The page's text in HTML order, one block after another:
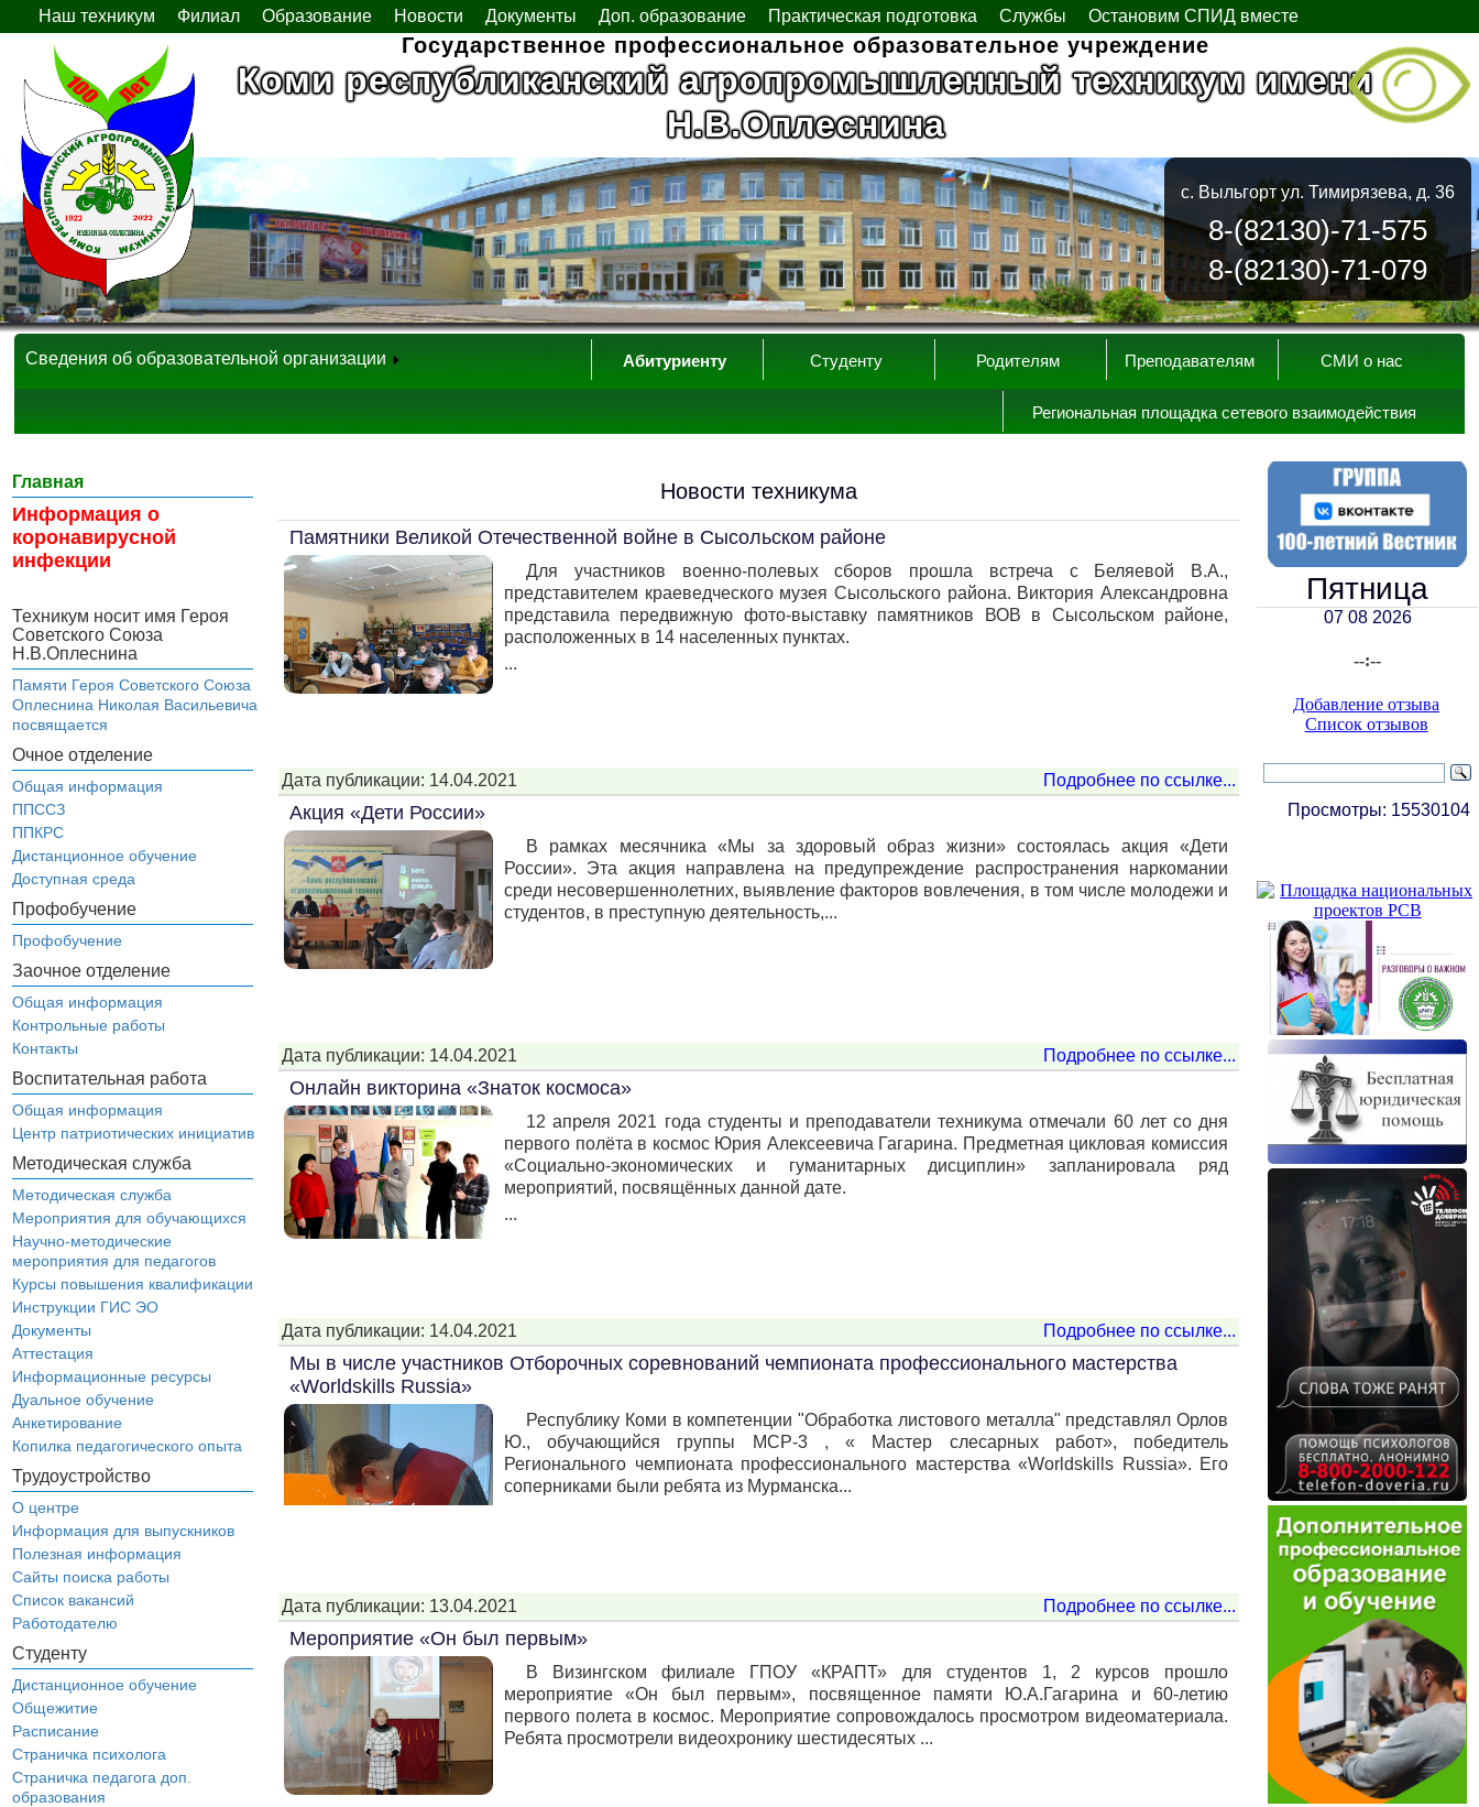
Наш техникум Филиал Образование Новости Документы Доп. образование Практическая подготовка Службы Остановим СПИД вместе
Государственное профессиональное образовательное учреждение
Коми республиканский агропромышленный техникум имени
Н.В.Оплеснина
с. Выльгорт ул. Тимирязева, д. 36
8-(82130)-71-575
8-(82130)-71-079
СМИ о нас
Преподавателям
Родителям
Студенту
Абитуриенту
Региональная площадка сетевого взаимодействия
Сведения об образовательной организации
Главная
Информация о
коронавирусной
инфекции
Техникум носит имя Героя
Советского Союза
Н.В.Оплеснина
Памяти Героя Советского Союза
Оплеснина Николая Васильевича
посвящается
Очное отделение
Общая информация
ППССЗ
ППКРС
Дистанционное обучение
Доступная среда
Профобучение
Профобучение
Заочное отделение
Общая информация
Контрольные работы
Контакты
Воспитательная работа
Общая информация
Центр патриотических инициатив
Методическая служба
Методическая служба
Мероприятия для обучающихся
Научно-методические
мероприятия для педагогов
Курсы повышения квалификации
Инструкции ГИС ЭО
Документы
Аттестация
Информационные ресурсы
Дуальное обучение
Анкетирование
Копилка педагогического опыта
Трудоустройство
О центре
Информация для выпускников
Полезная информация
Сайты поиска работы
Список вакансий
Работодателю
Студенту
Дистанционное обучение
Общежитие
Расписание
Страничка психолога
Страничка педагога доп.
образования
Новости техникума
Памятники Великой Отечественной войне в Сысольском районе
Для участников военно-полевых сборов прошла встреча с Беляевой В.А.,
представителем краеведческого музея Сысольского района. Виктория Александровна
представила передвижную фото-выставку памятников ВОВ в Сысольском районе,
расположенных в 14 населенных пунктах.
...
Дата публикации: 14.04.2021 Подробнее по ссылке...
Акция «Дети России»
В рамках месячника «Мы за здоровый образ жизни» состоялась акция «Дети
России». Эта акция направлена на предупреждение распространения наркомании
среди несовершеннолетних, выявление факторов вовлечения, в том числе молодежи и
студентов, в преступную деятельность,...
Дата публикации: 14.04.2021 Подробнее по ссылке...
Онлайн викторина «Знаток космоса»
12 апреля 2021 года студенты и преподаватели техникума отмечали 60 лет со дня
первого полёта в космос Юрия Алексеевича Гагарина. Предметная цикловая комиссия
«Социально-экономических и гуманитарных дисциплин» запланировала ряд
мероприятий, посвящённых данной дате.
...
Дата публикации: 14.04.2021 Подробнее по ссылке...
Мы в числе участников Отборочных соревнований чемпионата профессионального мастерства
«Worldskills Russia»
Республику Коми в компетенции "Обработка листового металла" представлял Орлов
Ю., обучающийся группы МСР-3 , « Мастер слесарных работ», победитель
Регионального чемпионата профессионального мастерства «Worldskills Russia». Его
соперниками были ребята из Мурманска...
Дата публикации: 13.04.2021 Подробнее по ссылке...
Мероприятие «Он был первым»
В Визингском филиале ГПОУ «КРАПТ» для студентов 1, 2 курсов прошло
мероприятие «Он был первым», посвященное памяти Ю.А.Гагарина и 60-летию
первого полета в космос. Мероприятие сопровождалось просмотром видеоматериала.
Ребята просмотрели видеохронику шестидесятых ...
Пятница
07 08 2026
--:--
Добавление отзыва
Список отзывов
Просмотры: 15530104